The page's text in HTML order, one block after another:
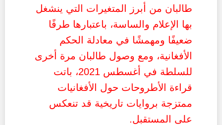
طالبان من أبرز المتغيرات التي ينشغل
بها الإعلام والساسة، باعتبارها طرفًا
ضعيفًا ومهمشًا في معادلة الحكم
الأفغانية، ومع وصول طالبان مرة أخرى
للسلطة في أغسطس 2021، باتت
قراءة الأطروحات حول الأفغانيات
ممتزجة بروايات تاريخية قد تنعكس
على المستقبل.